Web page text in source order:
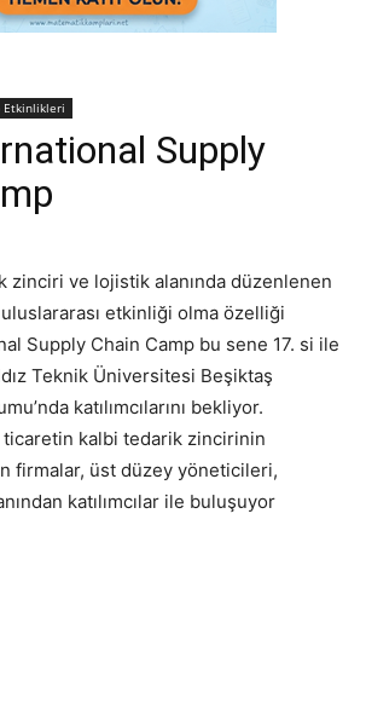
Etkinlikleri
Supply
zinciri ve lojistik alanında düzenlenen
etkinliği olma özelliği
Supply Chain Camp bu sene 17. si ile
Teknik Üniversitesi Beşiktaş
katılımcılarını bekliyor.
ticaretin kalbi tedarik zincirinin
firmalar, üst düzey yöneticileri,
katılımcılar ile buluşuyor